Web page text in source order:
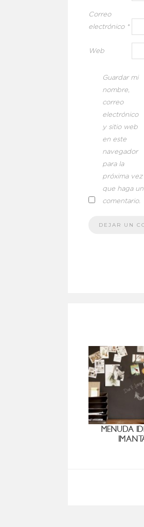
Correo
electrónico *
Web
Guardar mi
nombre,
correo
electrónico
y sitio web
en este
navegador
para la
próxima vez
que haga un
comentario.
MENUDA